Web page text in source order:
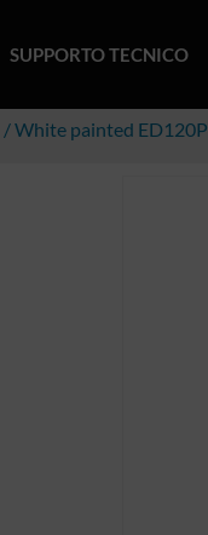
SUPPORTO TECNICO
/ White painted ED120P